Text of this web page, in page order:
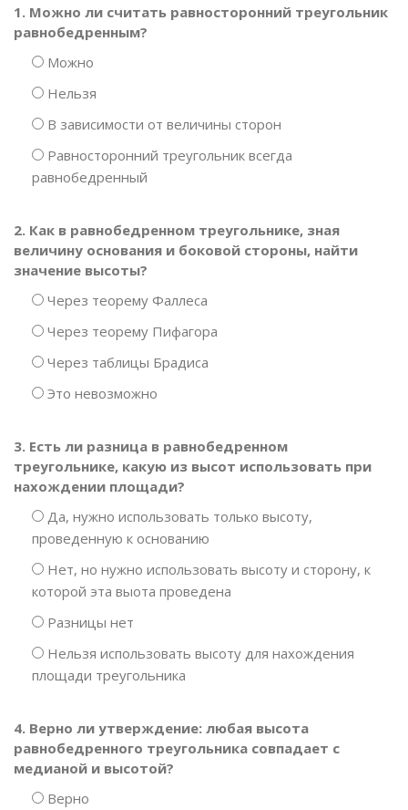
1. Можно ли считать равносторонний треугольник
равнобедренным?
Можно
Нельзя
В зависимости от величины сторон
Равносторонний треугольник всегда
равнобедренный
2. Как в равнобедренном треугольнике, зная
величину основания и боковой стороны, найти
значение высоты?
Через теорему Фаллеса
Через теорему Пифагора
Через таблицы Брадиса
Это невозможно
3. Есть ли разница в равнобедренном
треугольнике, какую из высот использовать при
нахождении площади?
Да, нужно использовать только высоту,
проведенную к основанию
Нет, но нужно использовать высоту и сторону, к
которой эта выота проведена
Разницы нет
Нельзя использовать высоту для нахождения
площади треугольника
4. Верно ли утверждение: любая высота
равнобедренного треугольника совпадает с
медианой и высотой?
Верно